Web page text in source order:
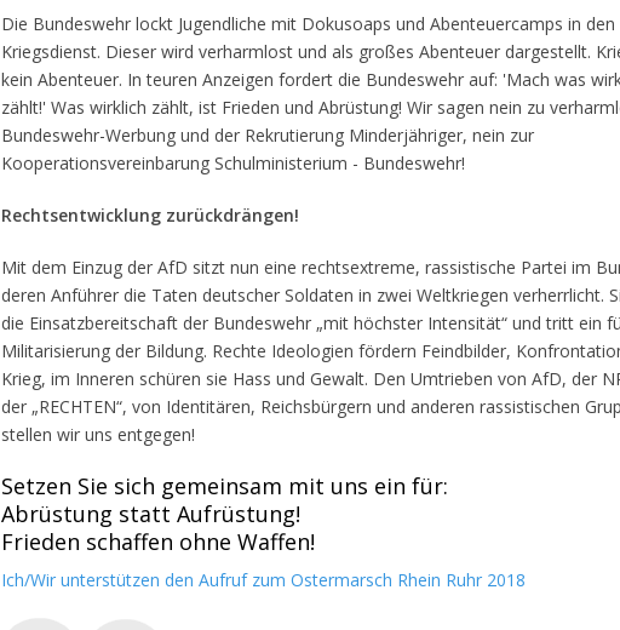
Die Bundeswehr lockt Jugendliche mit Dokusoaps und Abenteuercamps in den
Kriegsdienst. Dieser wird verharmlost und als großes Abenteuer dargestellt.
kein Abenteuer. In teuren Anzeigen fordert die Bundeswehr auf: 'Mach was
zählt!' Was wirklich zählt, ist Frieden und Abrüstung! Wir sagen nein zu
Bundeswehr-Werbung und der Rekrutierung Minderjähriger, nein zur
Kooperationsvereinbarung Schulministerium - Bundeswehr!
Rechtsentwicklung zurückdrängen!
Mit dem Einzug der AfD sitzt nun eine rechtsextreme, rassistische Partei im
deren Anführer die Taten deutscher Soldaten in zwei Weltkriegen verherrlicht.
die Einsatzbereitschaft der Bundeswehr „mit höchster Intensität“ und tritt ein
Militarisierung der Bildung. Rechte Ideologien fördern Feindbilder,
Krieg, im Inneren schüren sie Hass und Gewalt. Den Umtrieben von AfD, der
der „RECHTEN“, von Identitären, Reichsbürgern und anderen rassistischen
stellen wir uns entgegen!
Setzen Sie sich gemeinsam mit uns ein für:
Abrüstung statt Aufrüstung!
Frieden schaffen ohne Waffen!
Ich/Wir unterstützen den Aufruf zum Ostermarsch Rhein Ruhr 2018